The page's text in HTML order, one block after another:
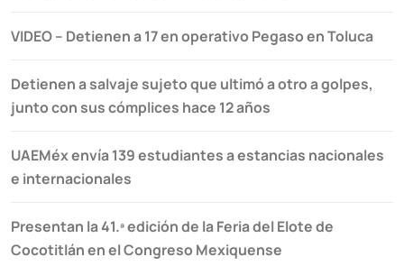
VIDEO – Detienen a 17 en operativo Pegaso en Toluca
Detienen a salvaje sujeto que ultimó a otro a golpes,
junto con sus cómplices hace 12 años
UAEMéx envía 139 estudiantes a estancias nacionales
e internacionales
Presentan la 41.ª edición de la Feria del Elote de
Cocotitlán en el Congreso Mexiquense